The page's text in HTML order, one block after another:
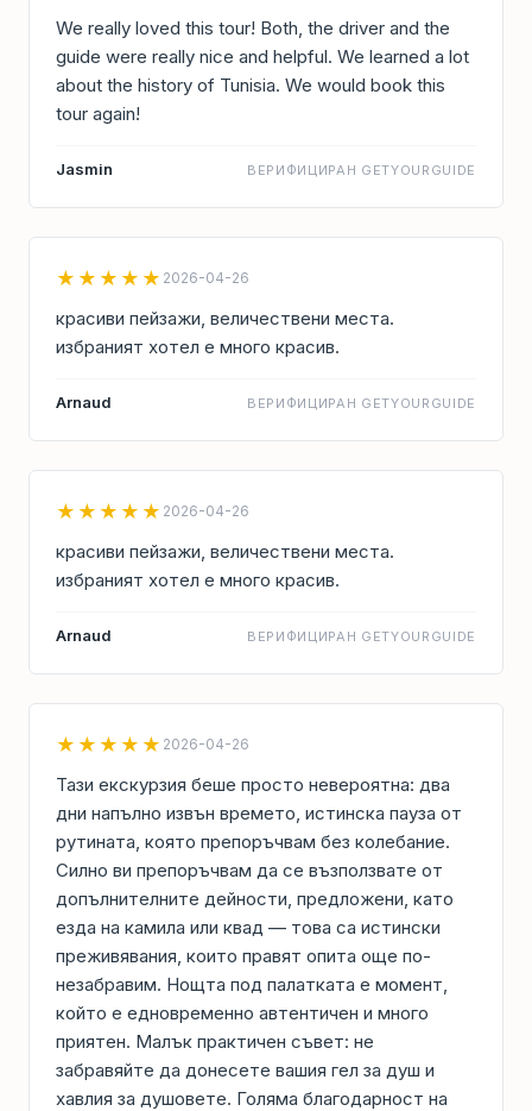
We really loved this tour! Both, the driver and the
guide were really nice and helpful. We learned a lot
about the history of Tunisia. We would book this
tour again!
Jasmin ВЕРИФИЦИРАН GETYOURGUIDE
★★★★★ 2026-04-26
красиви пейзажи, величествени места.
избраният хотел е много красив.
Arnaud ВЕРИФИЦИРАН GETYOURGUIDE
★★★★★ 2026-04-26
красиви пейзажи, величествени места.
избраният хотел е много красив.
Arnaud ВЕРИФИЦИРАН GETYOURGUIDE
★★★★★ 2026-04-26
Тази екскурзия беше просто невероятна: два
дни напълно извън времето, истинска пауза от
рутината, която препоръчвам без колебание.
Силно ви препоръчвам да се възползвате от
допълнителните дейности, предложени, като
езда на камила или квад — това са истински
преживявания, които правят опита още по-
незабравим. Нощта под палатката е момент,
който е едновременно автентичен и много
приятен. Малък практичен съвет: не
забравяйте да донесете вашия гел за душ и
хавлия за душовете. Голяма благодарност на